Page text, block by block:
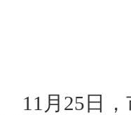
11月25日